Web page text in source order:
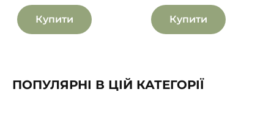
Купити Купити
ПОПУЛЯРНІ В ЦІЙ КАТЕГОРІЇ